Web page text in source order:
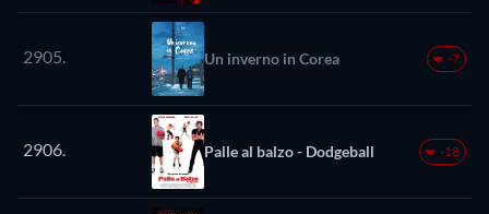
2905. Un inverno in Corea -7
2906. Palle al balzo - Dodgeball -18